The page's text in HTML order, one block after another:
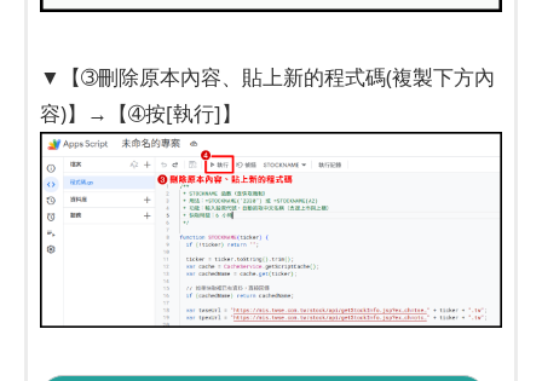
▼【➂刪除原本內容、貼上新的程式碼(複製下方內
容)】→【➃按[執行]】